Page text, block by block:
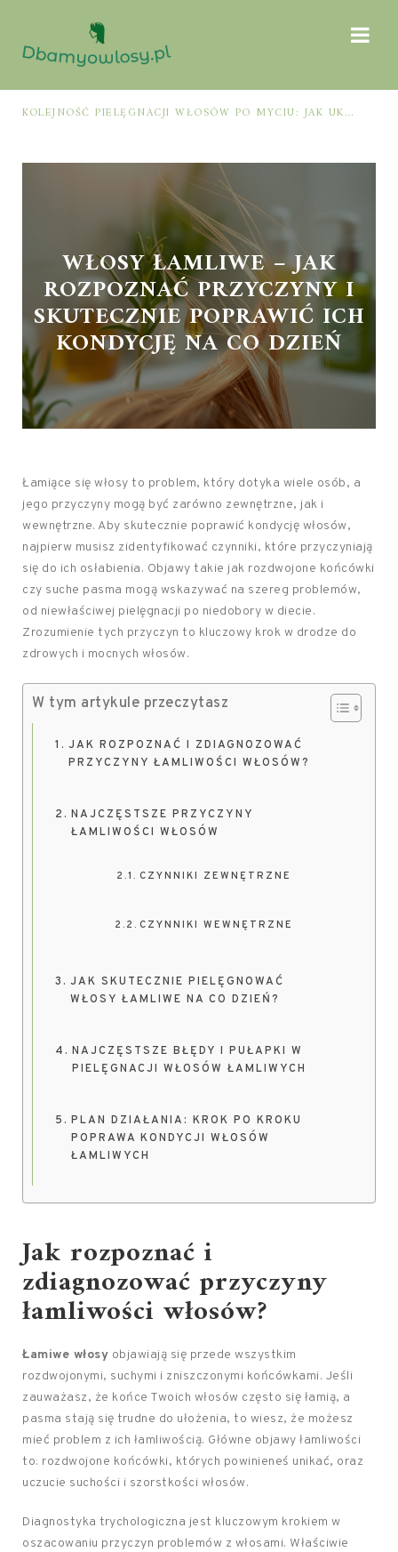
KOLEJNOŚĆ PIELĘGNACJI WŁOSÓW PO MYCIU: JAK UKŁADAĆ ODŻYWKĘ, TERMOOCHRONĘ I STYLIZACJĘ, BY NIE PRZECIĄŻYĆ PASM
WŁOSY ŁAMLIWE – JAK
ROZPOZNAĆ PRZYCZYNY I
SKUTECZNIE POPRAWIĆ ICH
KONDYCJĘ NA CO DZIEŃ
Łamiące się włosy to problem, który dotyka wiele osób, a
jego przyczyny mogą być zarówno zewnętrzne, jak i
wewnętrzne. Aby skutecznie poprawić kondycję włosów,
najpierw musisz zidentyfikować czynniki, które przyczyniają
się do ich osłabienia. Objawy takie jak rozdwojone końcówki
czy suche pasma mogą wskazywać na szereg problemów,
od niewłaściwej pielęgnacji po niedobory w diecie.
Zrozumienie tych przyczyn to kluczowy krok w drodze do
zdrowych i mocnych włosów.
W tym artykule przeczytasz
JAK ROZPOZNAĆ I ZDIAGNOZOWAĆ
PRZYCZYNY ŁAMLIWOŚCI WŁOSÓW?
NAJCZĘSTSZE PRZYCZYNY
ŁAMLIWOŚCI WŁOSÓW
CZYNNIKI ZEWNĘTRZNE
CZYNNIKI WEWNĘTRZNE
JAK SKUTECZNIE PIELĘGNOWAĆ
WŁOSY ŁAMLIWE NA CO DZIEŃ?
NAJCZĘSTSZE BŁĘDY I PUŁAPKI W
PIELĘGNACJI WŁOSÓW ŁAMLIWYCH
PLAN DZIAŁANIA: KROK PO KROKU
POPRAWA KONDYCJI WŁOSÓW
ŁAMLIWYCH
Jak rozpoznać i
zdiagnozować przyczyny
łamliwości włosów?
Łamiwe włosy objawiają się przede wszystkim
rozdwojonymi, suchymi i zniszczonymi końcówkami. Jeśli
zauważasz, że końce Twoich włosów często się łamią, a
pasma stają się trudne do ułożenia, to wiesz, że możesz
mieć problem z ich łamliwością. Główne objawy łamliwości
to: rozdwojone końcówki, których powinieneś unikać, oraz
uczucie suchości i szorstkości włosów.
Diagnostyka trychologiczna jest kluczowym krokiem w
oszacowaniu przyczyn problemów z włosami. Właściwie